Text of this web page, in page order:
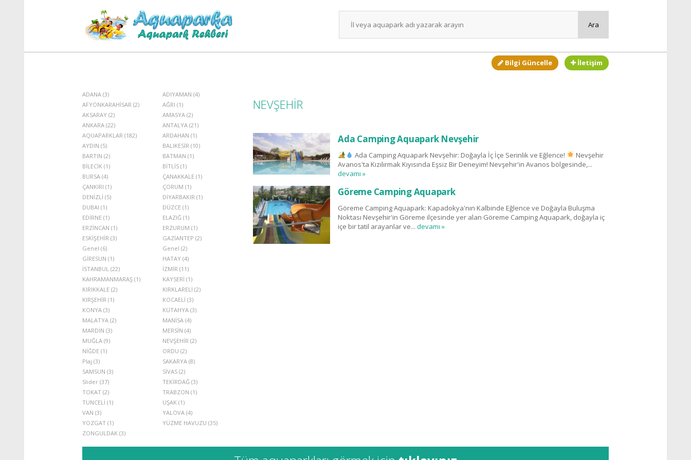
Bilgi Güncelle İletişim
ADANA (3)
ADIYAMAN (4)
AFYONKARAHİSAR (2)
AĞRI (1)
AKSARAY (2)
AMASYA (2)
ANKARA (22)
ANTALYA (21)
AQUAPARKLAR (182)
ARDAHAN (1)
AYDIN (5)
BALIKESİR (10)
BARTIN (2)
BATMAN (1)
BİLECİK (1)
BİTLİS (1)
BURSA (4)
ÇANAKKALE (1)
ÇANKIRI (1)
ÇORUM (1)
DENİZLİ (5)
DİYARBAKIR (1)
DUBAI (1)
DÜZCE (1)
EDİRNE (1)
ELAZIĞ (1)
ERZİNCAN (1)
ERZURUM (1)
ESKİŞEHİR (3)
GAZİANTEP (2)
Genel (6)
Genel (2)
GİRESUN (1)
HATAY (4)
İSTANBUL (22)
İZMİR (11)
KAHRAMANMARAŞ (1)
KAYSERİ (1)
KIRIKKALE (2)
KIRKLARELİ (2)
KIRŞEHİR (1)
KOCAELİ (3)
KONYA (3)
KÜTAHYA (3)
MALATYA (2)
MANİSA (4)
MARDİN (3)
MERSİN (4)
MUĞLA (9)
NEVŞEHİR (2)
NİĞDE (1)
ORDU (2)
Plaj (3)
SAKARYA (8)
SAMSUN (3)
SİVAS (2)
Slider (37)
TEKİRDAĞ (3)
TOKAT (2)
TRABZON (1)
TUNCELİ (1)
UŞAK (1)
VAN (3)
YALOVA (4)
YOZGAT (1)
YÜZME HAVUZU (35)
ZONGULDAK (3)
NEVŞEHİR
Ada Camping Aquapark Nevşehir
Ada Camping Aquapark Nevşehir: Doğayla İç İçe Serinlik ve Eğlence!
Nevşehir
Avanos'ta Kızılırmak Kıyısında Eşsiz Bir Deneyim! Nevşehir'in Avanos bölgesinde,...
devamı »
Göreme Camping Aquapark
Göreme Camping Aquapark: Kapadokya'nın Kalbinde Eğlence ve Doğayla Buluşma
Noktası Nevşehir'in Göreme ilçesinde yer alan Göreme Camping Aquapark, doğayla iç
içe bir tatil arayanlar ve...devamı »